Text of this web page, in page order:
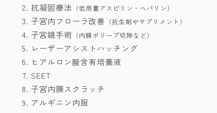
抗凝固療法 （低用量アスピリン・ヘパリン）
子宮内フローラ改善 （抗生剤やサプリメント）
子宮鏡手術 （内膜ポリープ切除など）
レーザーアシストハッチング
ヒアルロン酸含有培養液
SEET
子宮内膜スクラッチ
アルギニン内服